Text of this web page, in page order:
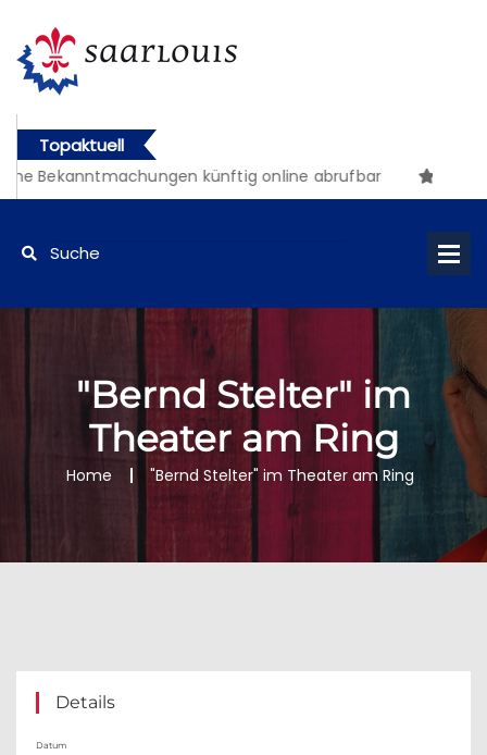
Topaktuell
Bekanntmachungen künftig online abrufbar
"Bernd Stelter" im
Theater am Ring
Home "Bernd Stelter" im Theater am Ring
Details
Datum